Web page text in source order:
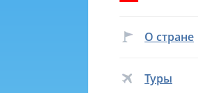
О стране
Туры